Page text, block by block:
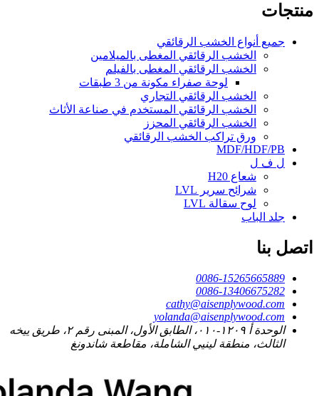
منتجات
جميع أنواع الخشب الرقائقي
الخشب الرقائقي المغطى بالميلامين
الخشب الرقائقي المغطى بالفيلم
لوحة صفراء مكونة من 3 طبقات
الخشب الرقائقي التجاري
الخشب الرقائقي المستخدم في صناعة الأثاث
الخشب الرقائقي المحزز
ورق تراكب الخشب الرقائقي
MDF/HDF/PB
ل ف ل
شعاع H20
شرائح سرير LVL
لوح سقالة LVL
جلد الباب
اتصل بنا
0086-15265665889
0086-13406675282
cathy@aisenplywood.com
yolanda@aisenplywood.com
الوحدة أ ١٢٠٩-٠١٠، الطابق الأول، المبنى رقم ٢، طريق ييخه
الثالث، منطقة لينيي الشاملة، مقاطعة شاندونغ